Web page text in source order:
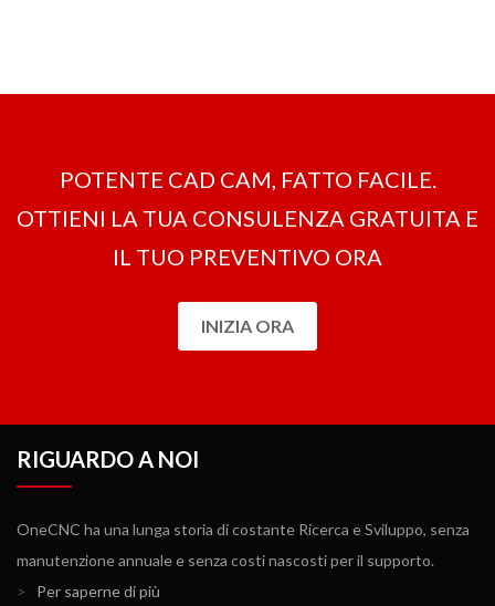
POTENTE CAD CAM, FATTO FACILE.
OTTIENI LA ​​TUA CONSULENZA GRATUITA E
IL TUO PREVENTIVO ORA
INIZIA ORA
RIGUARDO A NOI
OneCNC ha una lunga storia di costante Ricerca e Sviluppo, senza
manutenzione annuale e senza costi nascosti per il supporto.
>
Per saperne di più